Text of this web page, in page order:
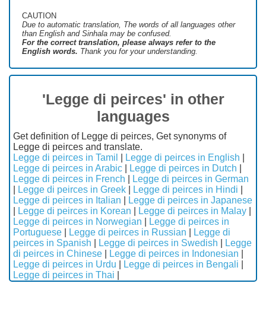
CAUTION
Due to automatic translation, The words of all languages ​​other
than English and Sinhala may be confused.
For the correct translation, please always refer to the
English words. Thank you for your understanding.
'Legge di peirces' in other
languages
Get definition of Legge di peirces, Get synonyms of
Legge di peirces and translate.
Legge di peirces in Tamil
Legge di peirces in English
Legge di peirces in Arabic
Legge di peirces in Dutch
Legge di peirces in French
Legge di peirces in German
Legge di peirces in Greek Legge di peirces in Hindi
Legge di peirces in Italian
Legge di peirces in Japanese
Legge di peirces in Korean Legge di peirces in Malay
Legge di peirces in Norwegian
Legge di peirces in
Portuguese
Legge di peirces in Russian
Legge di
peirces in Spanish
Legge di peirces in Swedish
Legge
di peirces in Chinese
Legge di peirces in Indonesian
Legge di peirces in Urdu
Legge di peirces in Bengali
Legge di peirces in Thai